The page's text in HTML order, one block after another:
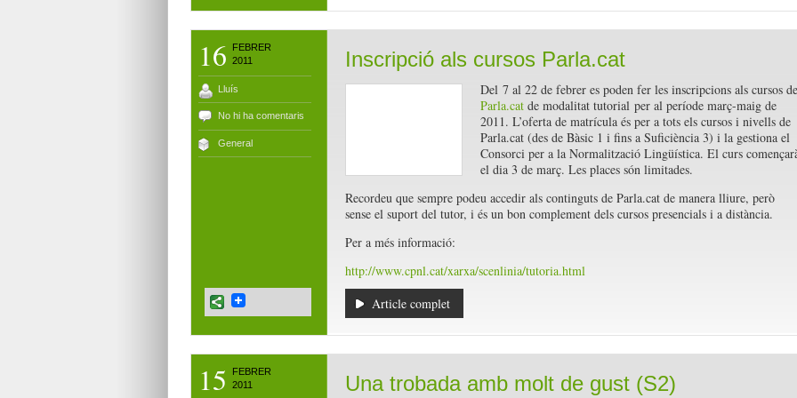
16
FEBRER
2011
Lluís
No hi ha comentaris
General
Inscripció als cursos Parla.cat
Del 7 al 22 de febrer es poden fer les inscripcions als cursos
Parla.catde modalitat tutorial per al període març-maig de
2011. L’oferta de matrícula és per a tots els cursos i nivells de
Parla.cat (des de Bàsic 1 i fins a Suficiència 3) i la gestiona el
Consorci per a la Normalització Lingüística. El curs
el dia 3 de març. Les places són limitades.
Recordeu que sempre podeu accedir als continguts de Parla.cat de manera lliure, però
sense el suport del tutor, i és un bon complement dels cursos presencials i a distància.
Per a més informació:
http://www.cpnl.cat/xarxa/scenlinia/tutoria.html
Article complet
15
FEBRER
2011
Una trobada amb molt de gust (S2)